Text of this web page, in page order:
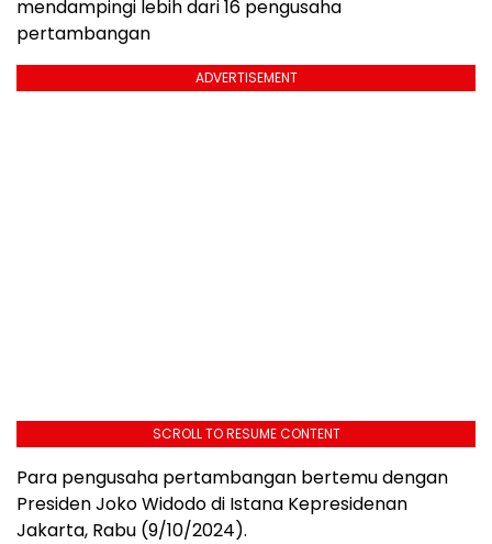
mendampingi lebih dari 16 pengusaha
pertambangan
ADVERTISEMENT
SCROLL TO RESUME CONTENT
Para pengusaha pertambangan bertemu dengan
Presiden Joko Widodo di Istana Kepresidenan
Jakarta, Rabu (9/10/2024).